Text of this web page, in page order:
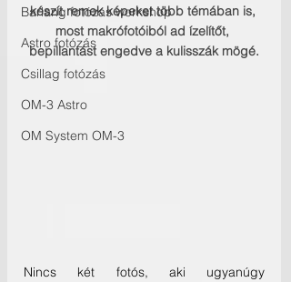
Barlang fotózás workshop
Astro fotózás
Csillag fotózás
OM-3 Astro
OM System OM-3
készít remek képeket több témában is,
most makrófotóiból ad ízelítőt,
bepillantást engedve a kulisszák mögé.
Nincs két fotós, aki ugyanúgy